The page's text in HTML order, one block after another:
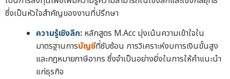
ซึ่งเป็นหัวใจสำคัญของงานที่ปรึกษา
ความรู้เชิงลึก: หลักสูตร M.Acc มุ่งเน้นความเข้าใจใน
มาตรฐานการบัญชีที่ซับซ้อน การวิเคราะห์งบการเงินขั้นสูง
และกฎหมายภาษีอากร ซึ่งจำเป็นอย่างยิ่งในการให้คำแนะนำ
แก่ธุรกิจ